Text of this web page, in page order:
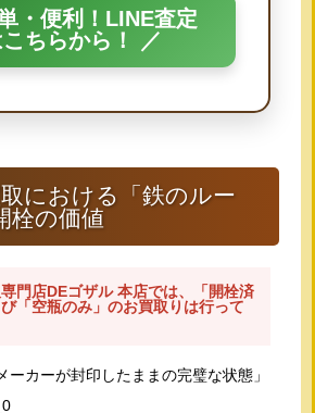
・便利！LINE査定
ちらから！ ／
における「鉄のルー
栓の価値
門店DEゴザル 本店では、「開栓済
「空瓶のみ」のお買取りは行って
ーカーが封印したままの完璧な状態」